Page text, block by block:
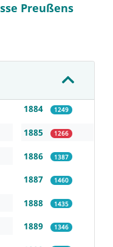
Preußens
1884 1249
1885 1266
1886 1387
1887 1460
1888 1435
1889 1346